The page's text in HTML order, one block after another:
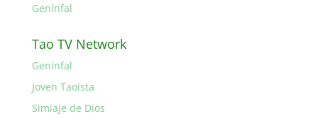
Genínfal
Tao TV Network
Genínfal
Joven Taoista
Simiaje de Dios